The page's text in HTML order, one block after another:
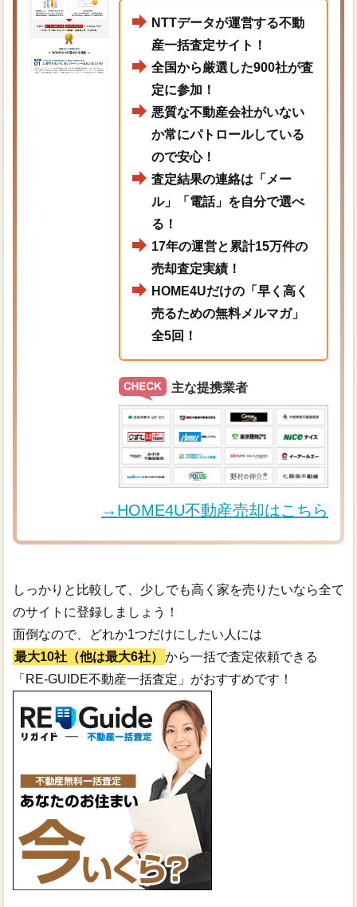
NTTデータが運営する不動
産一括査定サイト！
全国から厳選した900社が査
定に参加！
悪質な不動産会社がいない
か常にパトロールしている
ので安心！
査定結果の連絡は「メー
ル」「電話」を自分で選べ
る！
17年の運営と累計15万件の
売却査定実績！
HOME4Uだけの「早く高く
売るための無料メルマガ」
全5回！
主な提携業者
→HOME4U不動産売却はこちら
しっかりと比較して、少しでも高く家を売りたいなら全て
のサイトに登録しましょう！
面倒なので、どれか1つだけにしたい人には
最大10社（他は最大6社）
から一括で査定依頼できる
「RE-GUIDE不動産一括査定」がおすすめです！